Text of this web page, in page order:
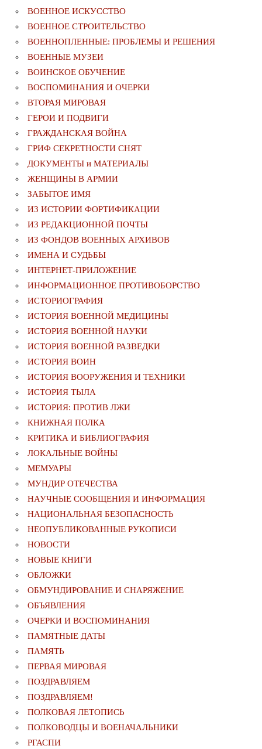
ВОЕННОЕ ИСКУССТВО
ВОЕННОЕ СТРОИТЕЛЬСТВО
ВОЕННОПЛЕННЫЕ: ПРОБЛЕМЫ И РЕШЕНИЯ
ВОЕННЫЕ МУЗЕИ
ВОИНСКОЕ ОБУЧЕНИЕ
ВОСПОМИНАНИЯ И ОЧЕРКИ
ВТОРАЯ МИРОВАЯ
ГЕРОИ И ПОДВИГИ
ГРАЖДАНСКАЯ ВОЙНА
ГРИФ СЕКРЕТНОСТИ СНЯТ
ДОКУМЕНТЫ и МАТЕРИАЛЫ
ЖЕНЩИНЫ В АРМИИ
ЗАБЫТОЕ ИМЯ
ИЗ ИСТОРИИ ФОРТИФИКАЦИИ
ИЗ РЕДАКЦИОННОЙ ПОЧТЫ
ИЗ ФОНДОВ ВОЕННЫХ АРХИВОВ
ИМЕНА И СУДЬБЫ
ИНТЕРНЕТ-ПРИЛОЖЕНИЕ
ИНФОРМАЦИОННОЕ ПРОТИВОБОРСТВО
ИСТОРИОГРАФИЯ
ИСТОРИЯ ВОЕННОЙ МЕДИЦИНЫ
ИСТОРИЯ ВОЕННОЙ НАУКИ
ИСТОРИЯ ВОЕННОЙ РАЗВЕДКИ
ИСТОРИЯ ВОИН
ИСТОРИЯ ВООРУЖЕНИЯ И ТЕХНИКИ
ИСТОРИЯ ТЫЛА
ИСТОРИЯ: ПРОТИВ ЛЖИ
КНИЖНАЯ ПОЛКА
КРИТИКА И БИБЛИОГРАФИЯ
ЛОКАЛЬНЫЕ ВОЙНЫ
МЕМУАРЫ
МУНДИР ОТЕЧЕСТВА
НАУЧНЫЕ СООБЩЕНИЯ И ИНФОРМАЦИЯ
НАЦИОНАЛЬНАЯ БЕЗОПАСНОСТЬ
НЕОПУБЛИКОВАННЫЕ РУКОПИСИ
НОВОСТИ
НОВЫЕ КНИГИ
ОБЛОЖКИ
ОБМУНДИРОВАНИЕ И СНАРЯЖЕНИЕ
ОБЪЯВЛЕНИЯ
ОЧЕРКИ И ВОСПОМИНАНИЯ
ПАМЯТНЫЕ ДАТЫ
ПАМЯТЬ
ПЕРВАЯ МИРОВАЯ
ПОЗДРАВЛЯЕМ
ПОЗДРАВЛЯЕМ!
ПОЛКОВАЯ ЛЕТОПИСЬ
ПОЛКОВОДЦЫ И ВОЕНАЧАЛЬНИКИ
РГАСПИ